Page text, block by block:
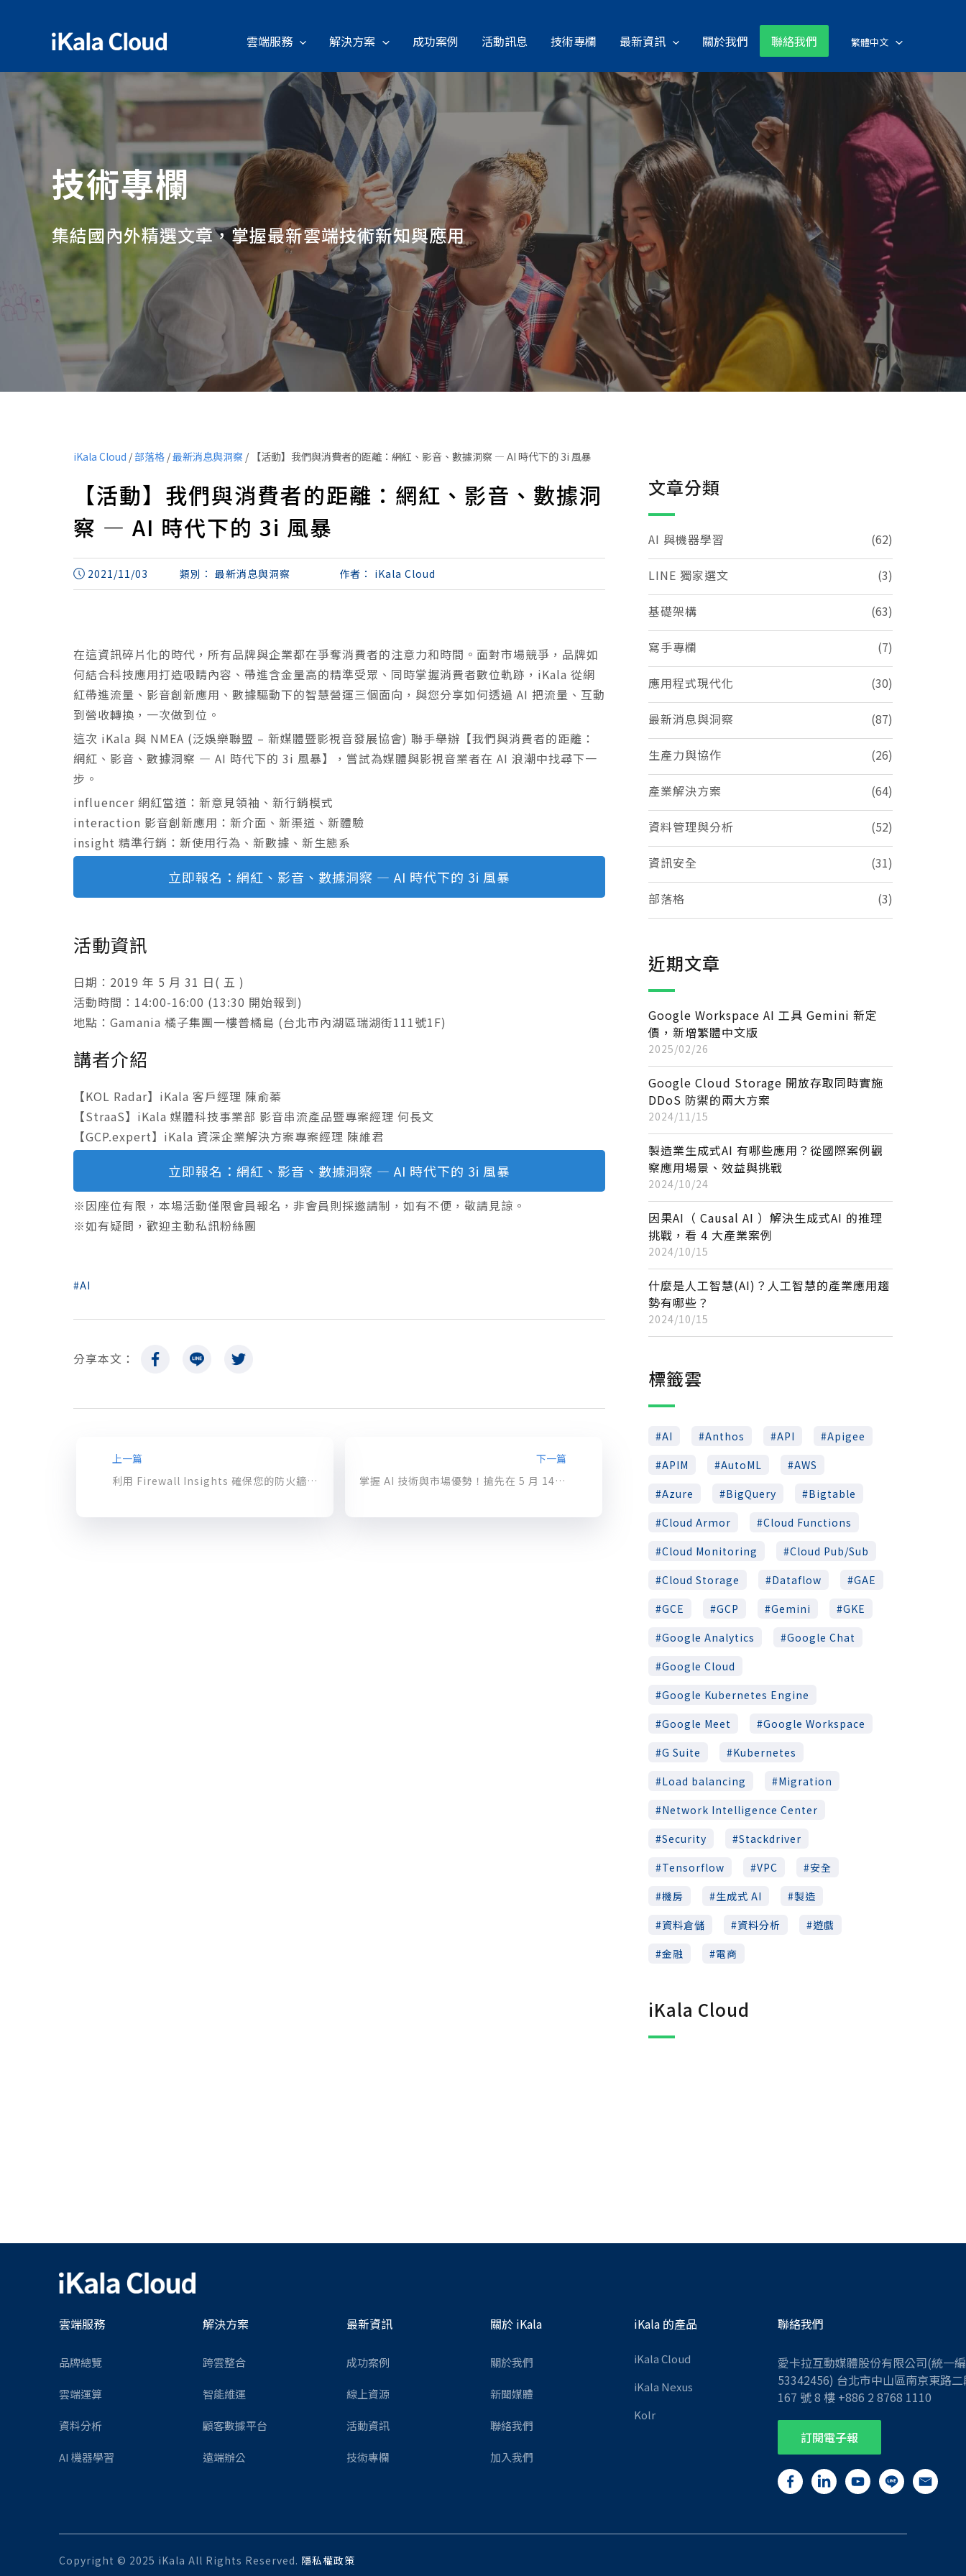
雲端服務 解決方案 成功案例 活動訊息 技術專欄 最新資訊 關於我們 聯絡我們 繁體中文
技術專欄
集結國內外精選文章，掌握最新雲端技術新知與應用
iKala Cloud /部落格 /最新消息與洞察 / 【活動】我們與消費者的距離：網紅、影音、數據洞察 — AI 時代下的 3i 風暴
【活動】我們與消費者的距離：網紅、影音、數據洞
察 — AI 時代下的 3i 風暴
2021/11/03 類別： 最新消息與洞察 作者： iKala Cloud
在這資訊碎片化的時代，所有品牌與企業都在爭奪消費者的注意力和時間。面對市場競爭，品牌如
何結合科技應用打造吸睛內容、帶進含金量高的精準受眾、同時掌握消費者數位軌跡，iKala 從網
紅帶進流量、影音創新應用、數據驅動下的智慧營運三個面向，與您分享如何透過 AI 把流量、互動
到營收轉換，一次做到位。
這次 iKala 與 NMEA (泛娛樂聯盟 – 新媒體暨影視音發展協會) 聯手舉辦【我們與消費者的距離：
網紅、影音、數據洞察 — AI 時代下的 3i 風暴】，嘗試為媒體與影視音業者在 AI 浪潮中找尋下一
步。
influencer 網紅當道：新意見領袖、新行銷模式
interaction 影音創新應用：新介面、新渠道、新體驗
insight 精準行銷：新使用行為、新數據、新生態系
立即報名：網紅、影音、數據洞察 — AI 時代下的 3i 風暴
活動資訊
日期：2019 年 5 月 31 日( 五 )
活動時間：14:00-16:00 (13:30 開始報到)
地點：Gamania 橘子集團一樓普橘島 (台北市內湖區瑞湖街111號1F)
講者介紹
【KOL Radar】iKala 客戶經理 陳俞蓁
【StraaS】iKala 媒體科技事業部 影音串流產品暨專案經理 何長文
【GCP.expert】iKala 資深企業解決方案專案經理 陳維君
立即報名：網紅、影音、數據洞察 — AI 時代下的 3i 風暴
※因座位有限，本場活動僅限會員報名，非會員則採邀請制，如有不便，敬請見諒。
※如有疑問，歡迎主動私訊粉絲團
AI
分享本文：
上一篇
利用 Firewall Insights 確保您的防火牆規則安全、嚴謹又有效率！
下一篇
掌握 AI 技術與市場優勢！搶先在 5 月 14 日 Cloud OnBoard 取得 GCP 證書！
文章分類
AI 與機器學習 (62)
LINE 獨家選文 (3)
基礎架構 (63)
寫手專欄 (7)
應用程式現代化 (30)
最新消息與洞察 (87)
生產力與協作 (26)
產業解決方案 (64)
資料管理與分析 (52)
資訊安全 (31)
部落格 (3)
近期文章
Google Workspace AI 工具 Gemini 新定
價，新增繁體中文版
2025/02/26
Google Cloud Storage 開放存取同時實施
DDoS 防禦的兩大方案
2024/11/15
製造業生成式AI 有哪些應用？從國際案例觀
察應用場景、效益與挑戰
2024/10/24
因果AI（ Causal AI ）解決生成式AI 的推理
挑戰，看 4 大產業案例
2024/10/15
什麼是人工智慧(AI)？人工智慧的產業應用趨
勢有哪些？
2024/10/15
標籤雲
AI Anthos API
Apigee
APIM
AutoML
AWS
Azure
BigQuery
Bigtable
Cloud Armor
Cloud Functions
Cloud Monitoring
Cloud Pub/Sub
Cloud Storage
Dataflow
GAE
GCE
GCP Gemini
GKE
Google Analytics
Google Chat
Google Cloud
Google Kubernetes Engine
Google Meet
Google Workspace
G Suite
Kubernetes
Load balancing
Migration
Network Intelligence Center
Security
Stackdriver
Tensorflow
VPC
安全
機房
生成式 AI
製造
資料倉儲
資料分析
遊戲
金融
電商
iKala Cloud
雲端服務
品牌總覽
雲端運算
資料分析
AI 機器學習
解決方案
跨雲整合
智能維運
顧客數據平台
遠端辦公
最新資訊
成功案例
線上資源
活動資訊
技術專欄
關於 iKala
關於我們
新聞媒體
聯絡我們
加入我們
iKala 的產品
iKala Cloud
iKala Nexus
Kolr
聯絡我們
愛卡拉互動媒體股份有限公司(統一
53342456) 台北市中山區南京東路
167 號 8 樓 +886 2 8768 1110
訂閱電子報
Copyright © 2025 iKala All Rights Reserved. 隱私權政策